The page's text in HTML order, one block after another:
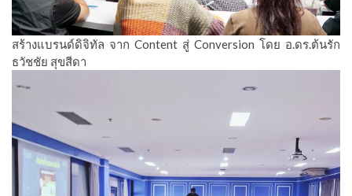
สร้างแบรนด์ดิจิทัล จาก Content สู่ Conversion โดย อ.ดร.ต้นรัก
ธวัชชัย สุขสีดา